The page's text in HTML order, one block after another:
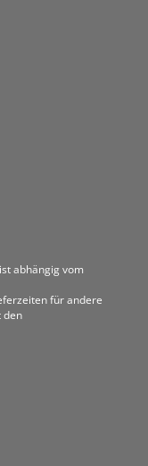
abhängig vom
für andere
den